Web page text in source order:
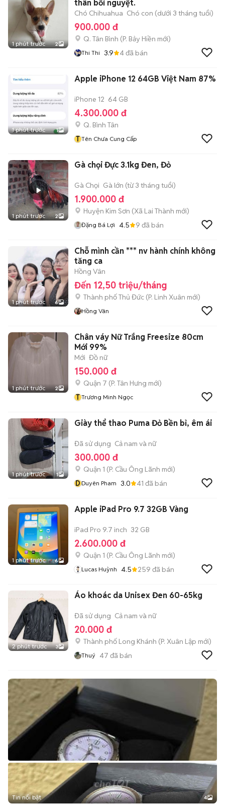
1 phút trước 2
thân bối nguyệt.
Chó Chihuahua Chó con (dưới 3 tháng tuổi)
900.000 đ
Q. Tân Bình (P. Bảy Hiền mới)
Thi Thi 3.9 4đã bán
1 phút trước 1
Apple iPhone 12 64GB Việt Nam 87%
iPhone 12 64 GB
4.300.000 đ
Q. Bình Tân
T Tên Chưa Cung Cấp
1 phút trước 2
Gà chọi Đực 3.1kg Đen, Đỏ
Gà Chọi Gà lớn (từ 3 tháng tuổi)
1.900.000 đ
Huyện Kim Sơn (Xã Lai Thành mới)
Đặng Bá Lợi 4.5 9 đã bán
1 phút trước 6
Chỗ mình cần *** nv hành chính không
tăng ca
Hồng Vân
Đến 12,50 triệu/tháng
Thành phố Thủ Đức (P. Linh Xuân mới)
Hồng Vân
1 phút trước 2
Chân váy Nữ Trắng Freesize 80cm
Mới 99%
Mới Đồ nữ
150.000 đ
Quận 7 (P. Tân Hưng mới)
T Trương Minh Ngọc
1 phút trước 1
Giày thể thao Puma Đỏ Bền bỉ, êm ái
Đã sử dụng Cả nam và nữ
300.000 đ
Quận 1 (P. Cầu Ông Lãnh mới)
DDuyên Pham 3.0 41 đã bán
1 phút trước 6
Apple iPad Pro 9.7 32GB Vàng
iPad Pro 9.7 inch 32 GB
2.600.000 đ
Quận 1 (P. Cầu Ông Lãnh mới)
Lucas Huỳnh 4.5 259 đã bán
2 phút trước 3
Áo khoác da Unisex Đen 60-65kg
Đã sử dụng Cả nam và nữ
20.000 đ
Thành phố Long Khánh (P. Xuân Lập mới)
Thuý 47 đã bán
Tin nổi bật 4